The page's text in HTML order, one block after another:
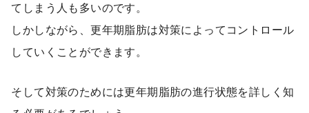
てしまう人も多いのです。
しかしながら、更年期脂肪は対策によってコントロール
していくことができます。
そして対策のためには更年期脂肪の進行状態を詳しく知